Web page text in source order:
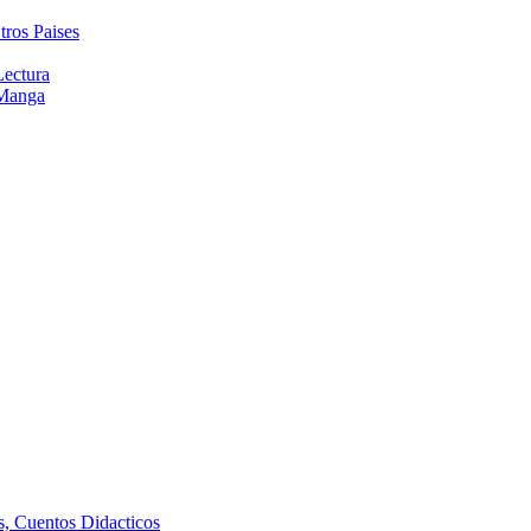
Paises
Cuentos Didacticos